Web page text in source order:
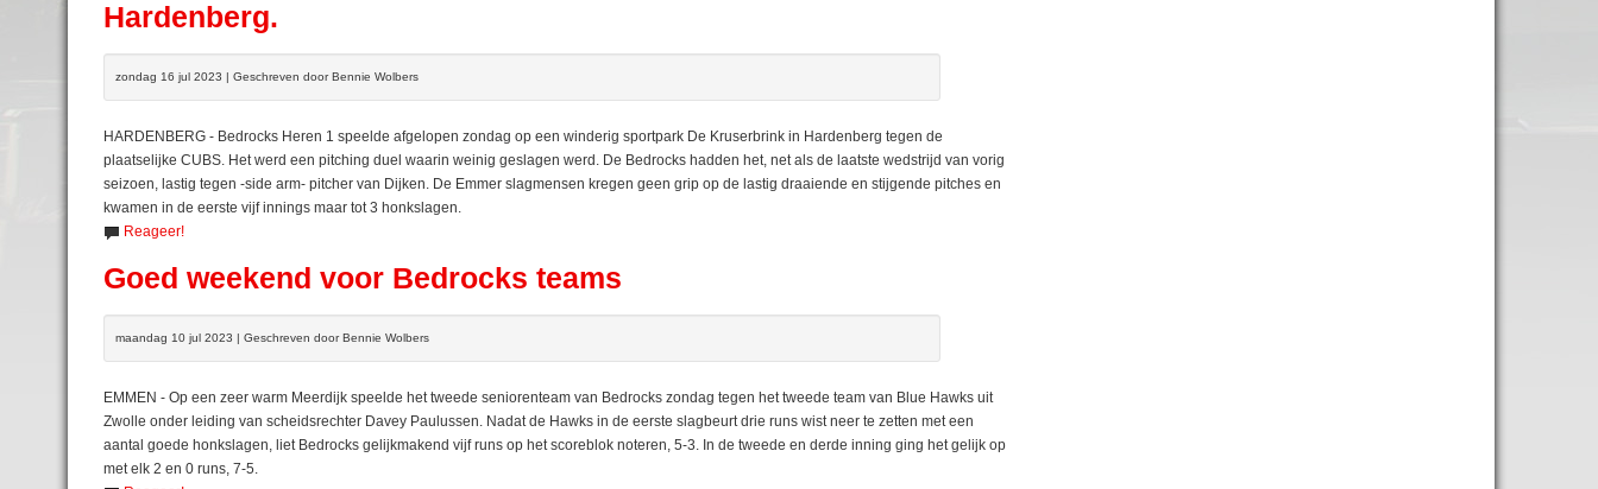
Hardenberg.
zondag 16 jul 2023 | Geschreven door Bennie Wolbers
HARDENBERG - Bedrocks Heren 1 speelde afgelopen zondag op een winderig sportpark De Kruserbrink in Hardenberg tegen de
plaatselijke CUBS. Het werd een pitching duel waarin weinig geslagen werd. De Bedrocks hadden het, net als de laatste wedstrijd van vorig
seizoen, lastig tegen -side arm- pitcher van Dijken. De Emmer slagmensen kregen geen grip op de lastig draaiende en stijgende pitches en
kwamen in de eerste vijf innings maar tot 3 honkslagen.
Reageer!
Goed weekend voor Bedrocks teams
maandag 10 jul 2023 | Geschreven door Bennie Wolbers
EMMEN - Op een zeer warm Meerdijk speelde het tweede seniorenteam van Bedrocks zondag tegen het tweede team van Blue Hawks uit
Zwolle onder leiding van scheidsrechter Davey Paulussen. Nadat de Hawks in de eerste slagbeurt drie runs wist neer te zetten met een
aantal goede honkslagen, liet Bedrocks gelijkmakend vijf runs op het scoreblok noteren, 5-3. In de tweede en derde inning ging het gelijk op
met elk 2 en 0 runs, 7-5.